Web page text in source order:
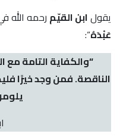
يقولابن القيّم رحمه الله
عَبْدَهُ“:
“والكفاية التامة مع
الناقصة. فمن وجد خيرًا